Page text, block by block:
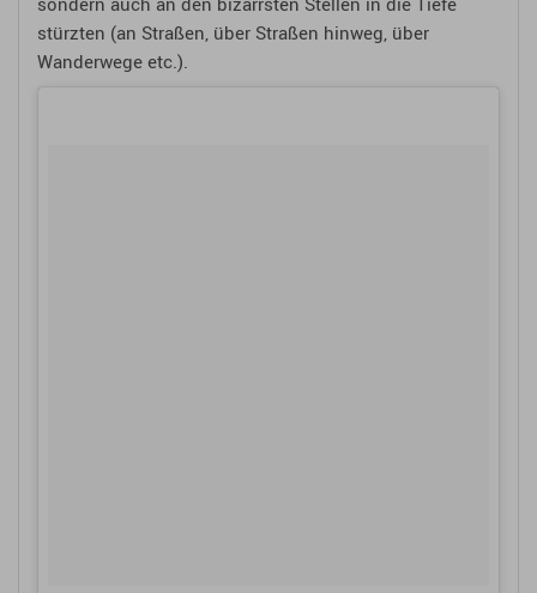
stürzten (an Straßen, über Straßen hinweg, über
Wanderwege etc.).